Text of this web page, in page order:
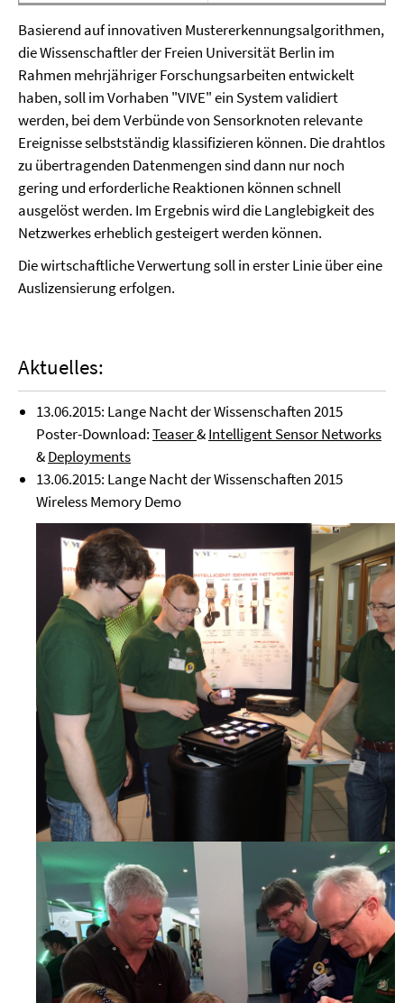
Basierend auf innovativen Mustererkennungsalgorithmen,
die Wissenschaftler der Freien Universität Berlin im
Rahmen mehrjähriger Forschungsarbeiten entwickelt
haben, soll im Vorhaben "VIVE" ein System validiert
werden, bei dem Verbünde von Sensorknoten relevante
Ereignisse selbstständig klassifizieren können. Die drahtlos
zu übertragenden Datenmengen sind dann nur noch
gering und erforderliche Reaktionen können schnell
ausgelöst werden. Im Ergebnis wird die Langlebigkeit des
Netzwerkes erheblich gesteigert werden können.
Die wirtschaftliche Verwertung soll in erster Linie über eine
Auslizensierung erfolgen.
Aktuelles:
13.06.2015: Lange Nacht der Wissenschaften 2015
Poster-Download:Teaser&Intelligent Sensor Networks
&Deployments
13.06.2015: Lange Nacht der Wissenschaften 2015
Wireless Memory Demo